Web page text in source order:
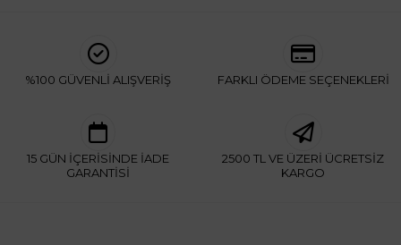
%100 GÜVENLİ ALIŞVERİŞ FARKLI ÖDEME SEÇENEKLERİ
15 GÜN İÇERİSİNDE İADE
GARANTİSİ
2500 TL VE ÜZERİ ÜCRETSİZ
KARGO